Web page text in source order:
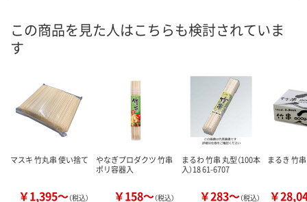
この商品を見た人はこちらも検討されていま
す
マスキ 竹丸串 使い捨て
￥1,395～（税込）
やなぎプロダクツ 竹串
ポリ容器入
￥158～（税込）
まるわ 竹串 丸型（100本
入）18 61-6707
￥283～（税込）
まるき 竹
￥